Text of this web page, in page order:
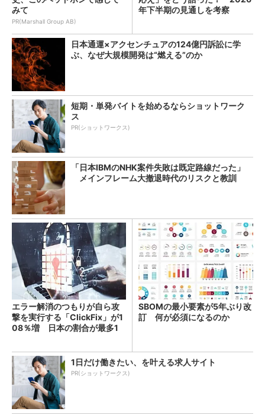
みて
PR(Marshall Group AB)
年下半期の見通しを考察
日本通運×アクセンチュアの124億円訴訟に学
ぶ、なぜ大規模開発は“燃える”のか
短期・単発バイトを始めるならショットワーク
ス
PR(ショットワークス)
「日本IBMのNHK案件失敗は既定路線だった」
メインフレーム大撤退時代のリスクと教訓
エラー解消のつもりが自ら攻
撃を実行する「ClickFix」が1
08％増 日本の割合が最多1
SBOMの最小要素が5年ぶり改
訂 何が必須になるのか
1日だけ働きたい、を叶える求人サイト
PR(ショットワークス)